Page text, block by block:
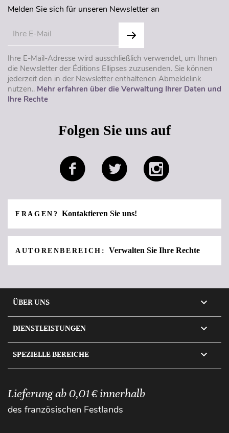
Melden Sie sich für unseren Newsletter an
Ihre E-Mail-Adresse wird ausschließlich verwendet, um Ihnen
die Newsletter der Éditions Ellipses zuzusenden. Sie können
jederzeit den in der Newsletter enthaltenen Abmeldelink
nutzen.. Mehr erfahren über die Verwaltung Ihrer Daten und
Ihre Rechte
Folgen Sie uns auf
FRAGEN?Kontaktieren Sie uns!
AUTORENBEREICH: Verwalten Sie Ihre Rechte
ÜBER UNS 
DIENSTLEISTUNGEN 
SPEZIELLE BEREICHE 
Lieferung ab 0,01 € innerhalb
des französischen Festlands